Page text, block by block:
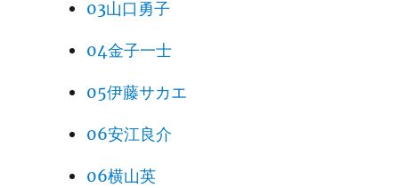
03山口勇子
04金子一士
05伊藤サカエ
06安江良介
06横山英